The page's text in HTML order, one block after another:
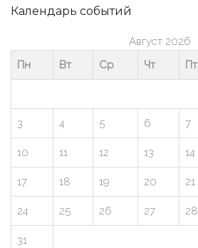
Календарь событий
Август 2026
Пн
Вт Ср Чт Пт
3 4 5 6 7
10 11 12 13 14
17 18 19 20 21
24 25 26 27 28
31